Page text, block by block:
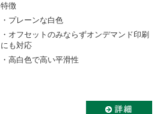
特徴
・プレーンな白色
・オフセットのみならずオンデマンド印刷
にも対応
・高白色で高い平滑性